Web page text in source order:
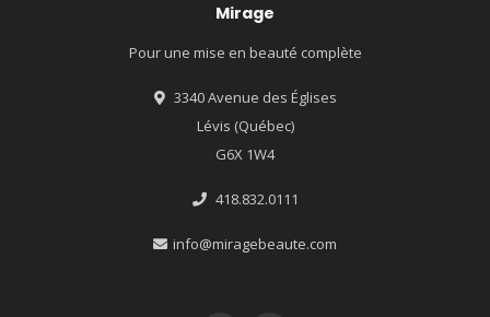
Mirage
Pour une mise en beauté complète
3340 Avenue des Églises
Lévis (Québec)
G6X 1W4
418.832.0111
info@miragebeaute.com